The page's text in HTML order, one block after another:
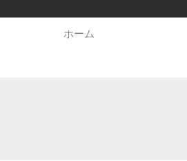
ホーム